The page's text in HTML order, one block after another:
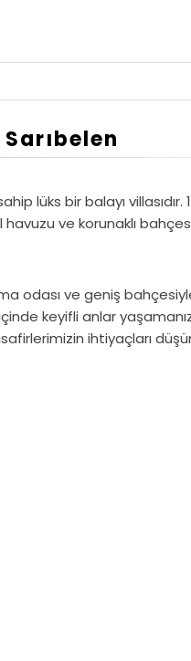
lüks bir balayı villasıdır.
ve korunaklı
odası ve geniş
keyifli anlar
ihtiyaçları